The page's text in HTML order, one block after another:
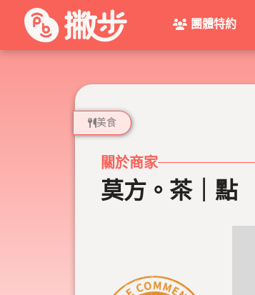
團體特約
美食
關於商家
莫方。茶｜點